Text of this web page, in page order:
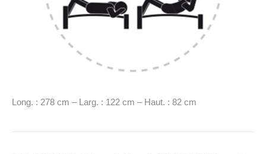
Long. : 278 cm – Larg. : 122 cm – Haut. : 82 cm